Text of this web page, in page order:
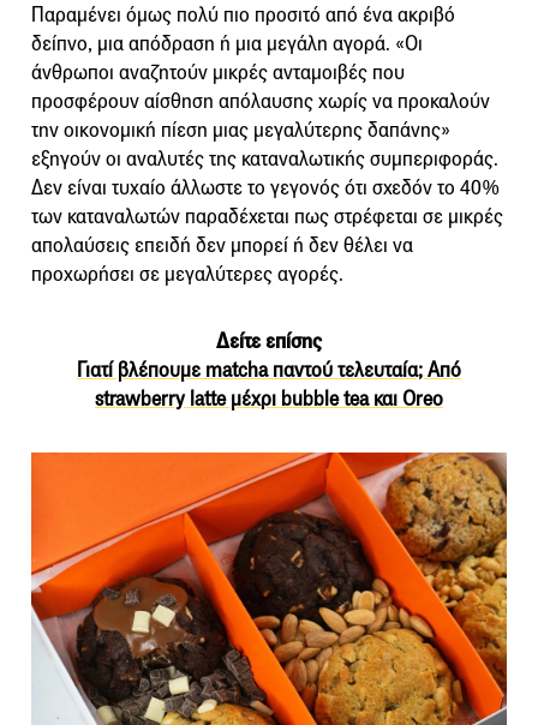
Παραμένει όμως πολύ πιο προσιτό από ένα ακριβό
δείπνο, μια απόδραση ή μια μεγάλη αγορά. «Οι
άνθρωποι αναζητούν μικρές ανταμοιβές που
προσφέρουν αίσθηση απόλαυσης χωρίς να προκαλούν
την οικονομική πίεση μιας μεγαλύτερης δαπάνης»
εξηγούν οι αναλυτές της καταναλωτικής συμπεριφοράς.
Δεν είναι τυχαίο άλλωστε το γεγονός ότι σχεδόν το 40%
των καταναλωτών παραδέχεται πως στρέφεται σε μικρές
απολαύσεις επειδή δεν μπορεί ή δεν θέλει να
προχωρήσει σε μεγαλύτερες αγορές.
Δείτε επίσης
Γιατί βλέπουμε matcha παντού τελευταία; Από
strawberry latte μέχρι bubble tea και Oreo